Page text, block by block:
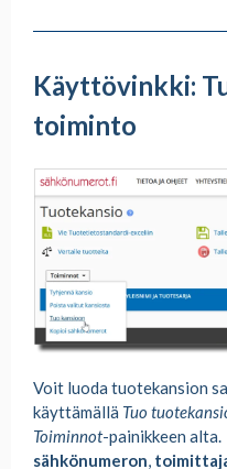
Käyttövinkki:
toiminto
Voit luoda tuotekansion
käyttämällä Tuo
Toiminnot-painikkeen
sähkönumeron,